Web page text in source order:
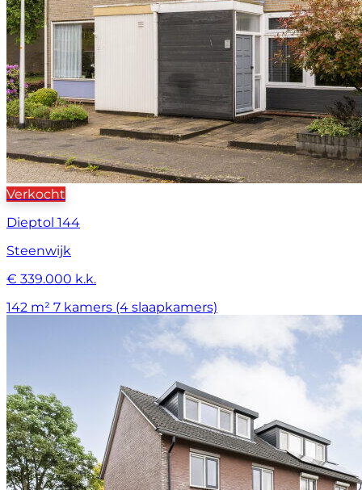
Verkocht
Dieptol 144
Steenwijk
€ 339.000 k.k.
142 m² 7 kamers (4 slaapkamers)